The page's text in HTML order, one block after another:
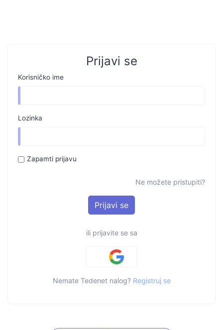
Prijavi se
Korisničko ime
Lozinka
Zapamti prijavu
Ne možete pristupiti?
ili prijavite se sa
Nemate Tedenet nalog? Registruj se